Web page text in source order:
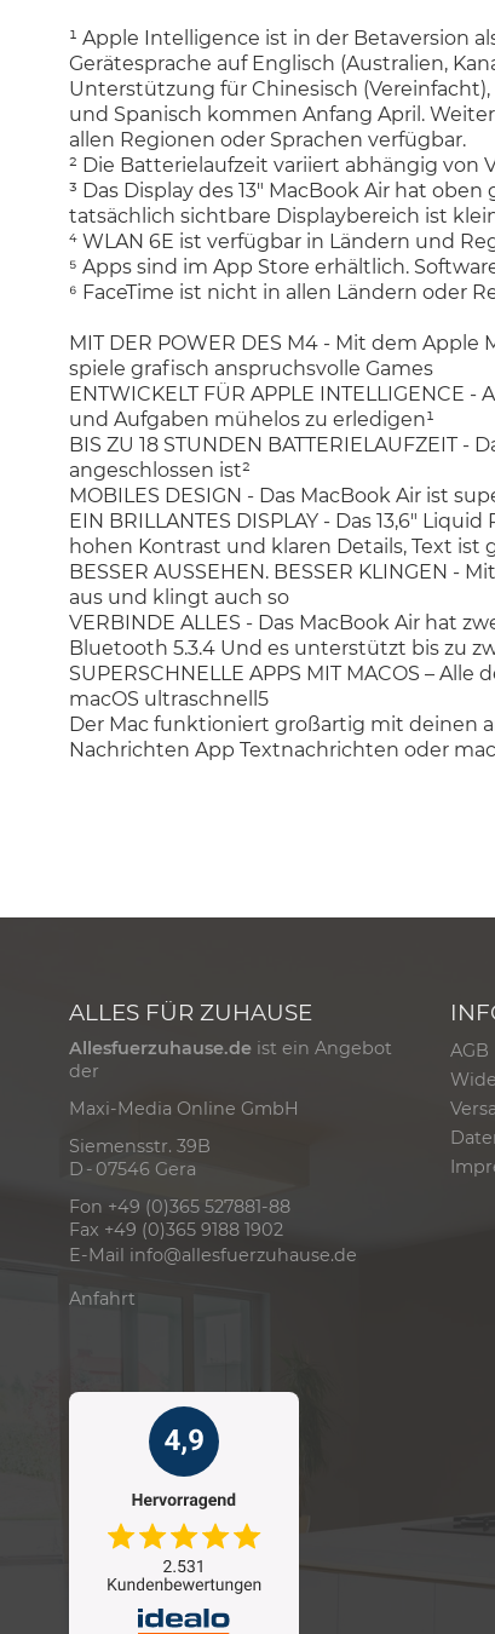
¹ Apple Intelligence ist in der Betaversion
Gerätesprache auf Englisch (Australien,
Unterstützung für Chinesisch (Vereinfacht),
und Spanisch kommen Anfang April.
allen Regionen oder Sprachen verfügbar.
² Die Batterielaufzeit variiert abhängig
³ Das Display des 13" MacBook Air hat
tatsächlich sichtbare Displaybereich ist
⁴ WLAN 6E ist verfügbar in Ländern und
⁵ Apps sind im App Store erhältlich.
⁶ FaceTime ist nicht in allen Ländern oder
MIT DER POWER DES M4 - Mit dem
spiele grafisch anspruchsvolle Games
ENTWICKELT FÜR APPLE
und Aufgaben mühelos zu erledigen¹
BIS ZU 18 STUNDEN
angeschlossen ist²
MOBILES DESIGN - Das MacBook Air ist
EIN BRILLANTES DISPLAY - Das 13,6"
hohen Kontrast und klaren Details, Text ist
BESSER AUSSEHEN. BESSER KLINGEN
aus und klingt auch so
VERBINDE ALLES - Das MacBook Air hat
Bluetooth 5.3.4 Und es unterstützt bis zu
SUPERSCHNELLE APPS MIT MACOS –
macOS ultraschnell5
Der Mac funktioniert großartig mit deinen
Nachrichten App Textnachrichten oder
ALLES FÜR ZUHAUSE
Allesfuerzuhause.de ist ein Angebot
der
Maxi-Media Online GmbH
Siemensstr. 39B
D - 07546 Gera
Fon +49 (0)365 527881-88
Fax +49 (0)365 9188 1902
E-Mail info@allesfuerzuhause.de
Anfahrt
AGB